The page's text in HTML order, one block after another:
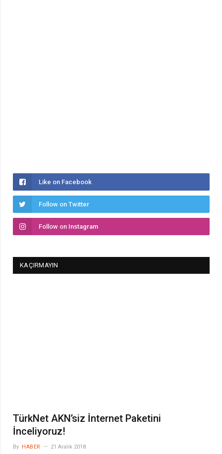
Like on Facebook
Follow on Twitter
Follow on Instagram
KAÇIRMAYIN
TürkNet AKN’siz İnternet Paketini
İnceliyoruz!
By HABER 21 Aralık 2018